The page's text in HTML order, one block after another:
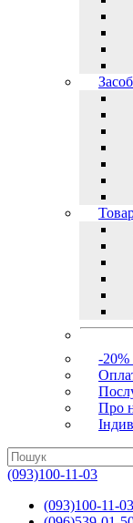
-20%
Про
(093)100-11-03
(093)100-11-03